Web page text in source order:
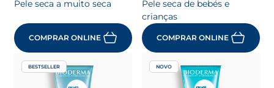
Pele seca a muito seca
COMPRAR ONLINE
Pele seca de bebés e
crianças
COMPRAR ONLINE
BESTSELLER NOVO